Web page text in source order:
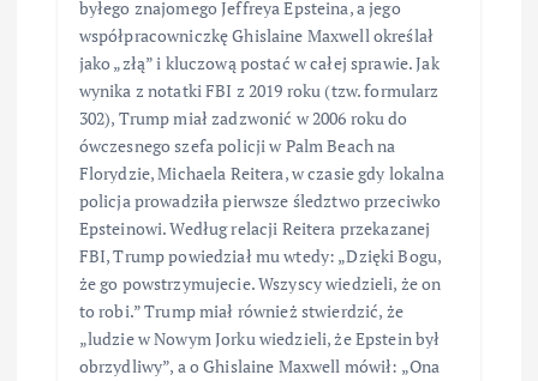
byłego znajomego Jeffreya Epsteina, a jego
współpracowniczkę Ghislaine Maxwell określał
jako „złą” i kluczową postać w całej sprawie. Jak
wynika z notatki FBI z 2019 roku (tzw. formularz
302), Trump miał zadzwonić w 2006 roku do
ówczesnego szefa policji w Palm Beach na
Florydzie, Michaela Reitera, w czasie gdy lokalna
policja prowadziła pierwsze śledztwo przeciwko
Epsteinowi. Według relacji Reitera przekazanej
FBI, Trump powiedział mu wtedy: „Dzięki Bogu,
że go powstrzymujecie. Wszyscy wiedzieli, że on
to robi.” Trump miał również stwierdzić, że
„ludzie w Nowym Jorku wiedzieli, że Epstein był
obrzydliwy”, a o Ghislaine Maxwell mówił: „Ona